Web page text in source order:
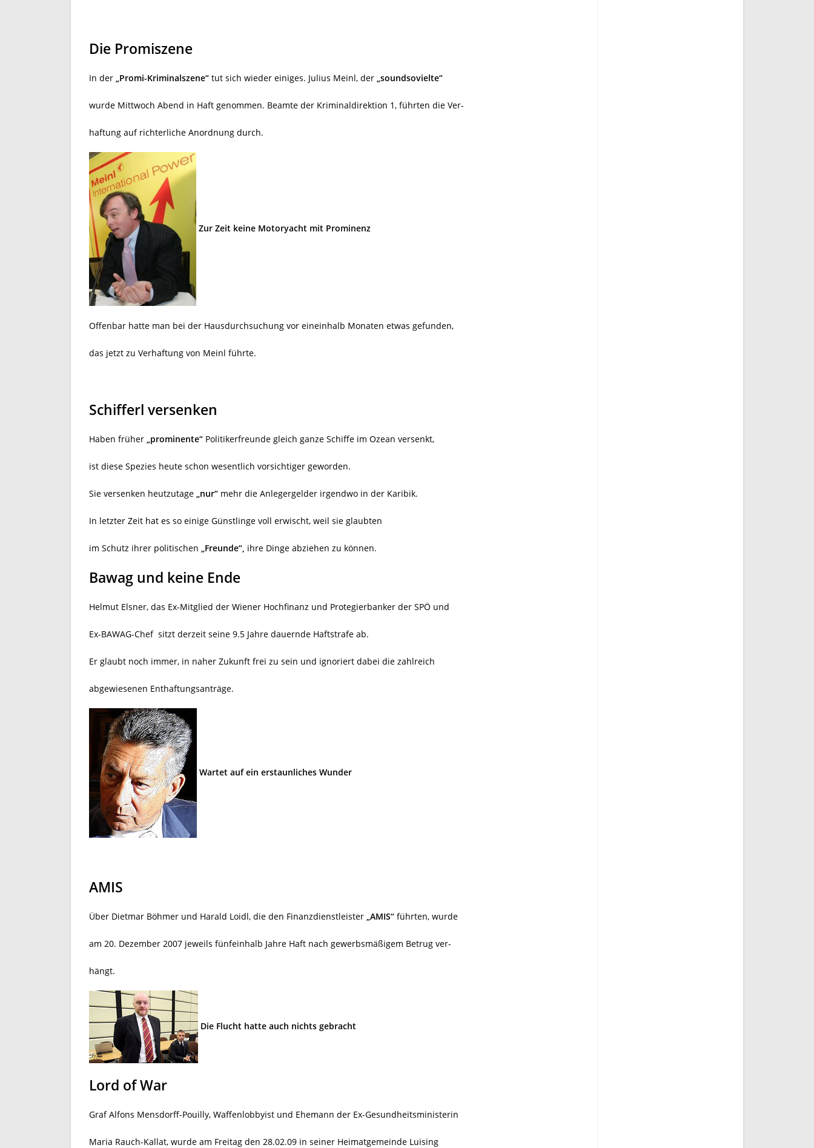
Die Promiszene
In der „Promi-Kriminalszene“ tut sich wieder einiges. Julius Meinl, der „soundsovielte“
wurde Mittwoch Abend in Haft genommen. Beamte der Kriminaldirektion 1, führten die Ver-
haftung auf richterliche Anordnung durch.
Zur Zeit keine Motoryacht mit Prominenz
Offenbar hatte man bei der Hausdurchsuchung vor eineinhalb Monaten etwas gefunden,
das jetzt zu Verhaftung von Meinl führte.
Schifferl versenken
Haben früher „prominente“ Politikerfreunde gleich ganze Schiffe im Ozean versenkt,
ist diese Spezies heute schon wesentlich vorsichtiger geworden.
Sie versenken heutzutage „nur“ mehr die Anlegergelder irgendwo in der Karibik.
In letzter Zeit hat es so einige Günstlinge voll erwischt, weil sie glaubten
im Schutz ihrer politischen „Freunde“, ihre Dinge abziehen zu können.
Bawag und keine Ende
Helmut Elsner, das Ex-Mitglied der Wiener Hochfinanz und Protegierbanker der SPÖ und
Ex-BAWAG-Chef sitzt derzeit seine 9.5 Jahre dauernde Haftstrafe ab.
Er glaubt noch immer, in naher Zukunft frei zu sein und ignoriert dabei die zahlreich
abgewiesenen Enthaftungsanträge.
Wartet auf ein erstaunliches Wunder
AMIS
Über Dietmar Böhmer und Harald Loidl, die den Finanzdienstleister „AMIS“ führten, wurde
am 20. Dezember 2007 jeweils fünfeinhalb Jahre Haft nach gewerbsmäßigem Betrug ver-
hängt.
Die Flucht hatte auch nichts gebracht
Lord of War
Graf Alfons Mensdorff-Pouilly, Waffenlobbyist und Ehemann der Ex-Gesundheitsministerin
Maria Rauch-Kallat, wurde am Freitag den 28.02.09 in seiner Heimatgemeinde Luising